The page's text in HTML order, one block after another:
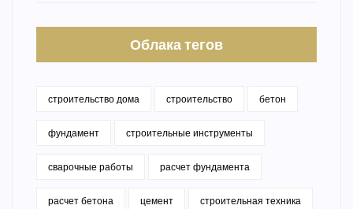
Облака тегов
строительство дома строительство бетон
фундамент строительные инструменты
сварочные работы расчет фундамента
расчет бетона цемент строительная техника